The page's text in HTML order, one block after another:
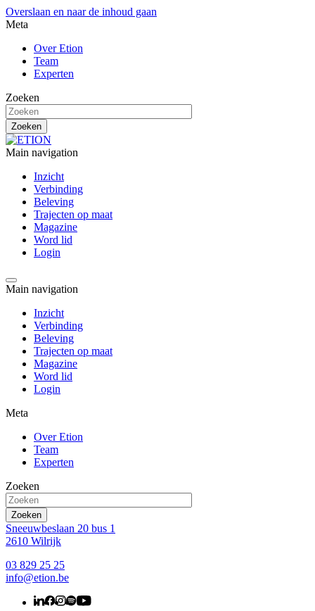
Overslaan en naar de inhoud gaan
Meta
Over Etion
Team
Experten
Zoeken
Main navigation
Inzicht
Verbinding
Beleving
Trajecten op maat
Magazine
Word lid
Login
Main navigation
Inzicht
Verbinding
Beleving
Trajecten op maat
Magazine
Word lid
Login
Meta
Over Etion
Team
Experten
Zoeken
Sneeuwbeslaan 20 bus 1
2610 Wilrijk
03 829 25 25
info@etion.be